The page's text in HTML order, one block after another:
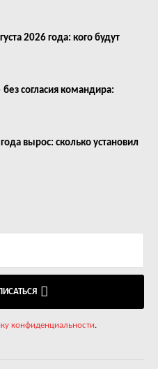
2026 года: кого будут
согласия командира:
вырос: сколько установил
конфиденциальности.